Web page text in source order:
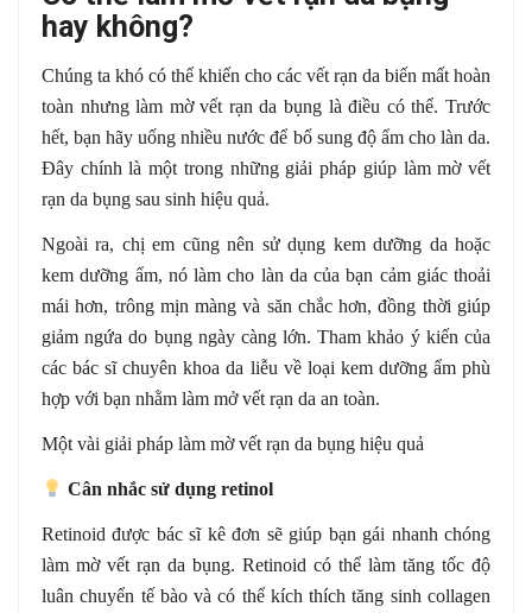
hay không?
Chúng ta khó có thể khiến cho các vết rạn da biến mất hoàn
toàn nhưng làm mờ vết rạn da bụng là điều có thể. Trước
hết, bạn hãy uống nhiều nước để bổ sung độ ẩm cho làn da.
Đây chính là một trong những giải pháp giúp làm mờ vết
rạn da bụng sau sinh hiệu quả.
Ngoài ra, chị em cũng nên sử dụng kem dưỡng da hoặc
kem dưỡng ẩm, nó làm cho làn da của bạn cảm giác thoải
mái hơn, trông mịn màng và săn chắc hơn, đồng thời giúp
giảm ngứa do bụng ngày càng lớn. Tham khảo ý kiến của
các bác sĩ chuyên khoa da liễu về loại kem dưỡng ẩm phù
hợp với bạn nhằm làm mở vết rạn da an toàn.
Một vài giải pháp làm mờ vết rạn da bụng hiệu quả
Cân nhắc sử dụng retinol
Retinoid được bác sĩ kê đơn sẽ giúp bạn gái nhanh chóng
làm mờ vết rạn da bụng. Retinoid có thể làm tăng tốc độ
luân chuyển tế bào và có thể kích thích tăng sinh collagen